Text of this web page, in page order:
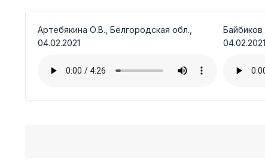
Артебякина О.В., Белгородская обл.,
04.02.2021
Байбиков
04.02.2021